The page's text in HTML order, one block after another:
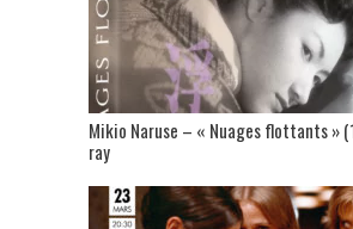
Mikio Naruse – « Nuages flottants »
ray